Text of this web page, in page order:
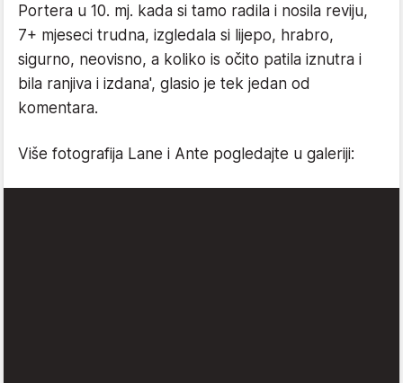
Portera u 10. mj. kada si tamo radila i nosila reviju,
7+ mjeseci trudna, izgledala si lijepo, hrabro,
sigurno, neovisno, a koliko is očito patila iznutra i
bila ranjiva i izdana', glasio je tek jedan od
komentara.
Više fotografija Lane i Ante pogledajte u galeriji: